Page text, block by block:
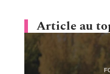
Article au